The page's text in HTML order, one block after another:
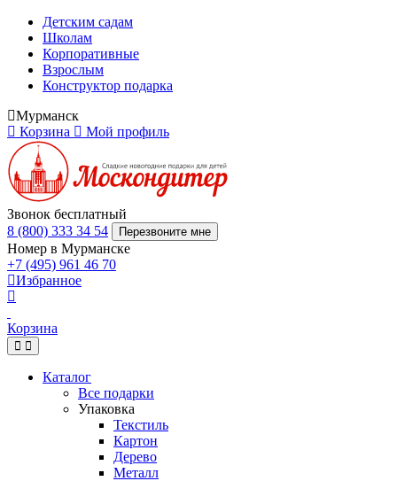
Детским садам
Школам
Корпоративные
Взрослым
Конструктор подарка
Мурманск
Корзина
Мой профиль
Звонок бесплатный
8 (800) 333 34 54
Перезвоните мне
Номер в Мурманске
+7 (495) 961 46 70
Избранное
Корзина
Каталог
Все подарки
Упаковка
Текстиль
Картон
Дерево
Металл